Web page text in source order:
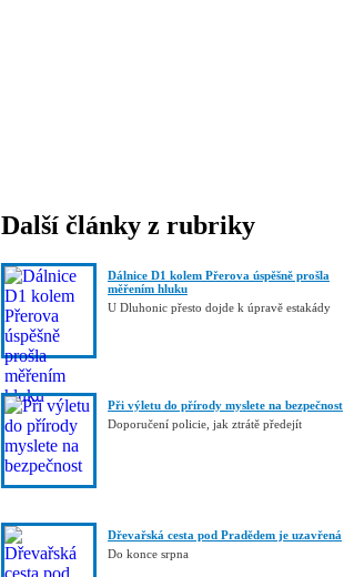
Další články z rubriky
Dálnice D1 kolem Přerova úspěšně prošla
měřením hluku
U Dluhonic přesto dojde k úpravě estakády
Při výletu do přírody myslete na bezpečnost
Doporučení policie, jak ztrátě předejít
Dřevařská cesta pod Pradědem je uzavřená
Do konce srpna